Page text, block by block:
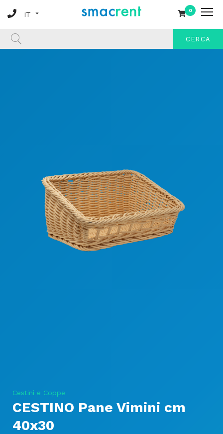
0
CERCA
Cestini e Coppe
CESTINO Pane Vimini cm
40x30